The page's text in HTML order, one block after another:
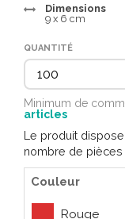
Dimensions
9 x 6 cm
QUANTITÉ
Minimum de
articles
Le produit
nombre de pièces
Couleur
Rouge